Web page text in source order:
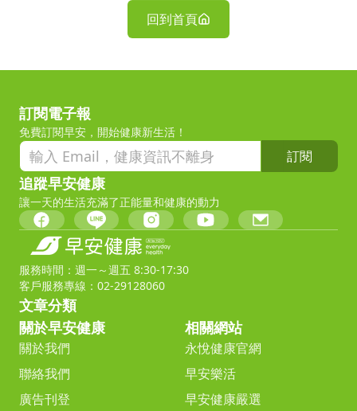
回到首頁
訂閱電子報
免費訂閱早安，開始健康新生活！
訂閱
追蹤早安健康
讓一天的生活充滿了正能量和健康的動力
服務時間：週一～週五 8:30-17:30
客戶服務專線：02-29128060
文章分類
關於早安健康
關於我們
聯絡我們
廣告刊登
相關網站
永悅健康官網
早安樂活
早安健康嚴選